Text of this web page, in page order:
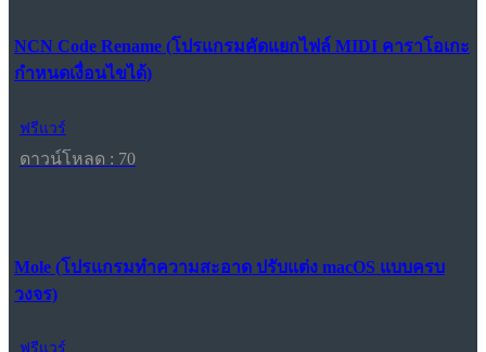
NCN Code Rename (โปรแกรมคัดแยกไฟล์ MIDI คาราโอเกะ
กำหนดเงื่อนไขได้)
ฟรีแวร์
ดาวน์โหลด : 70
Mole (โปรแกรมทำความสะอาด ปรับแต่ง macOS แบบครบ
วงจร)
ฟรีแวร์